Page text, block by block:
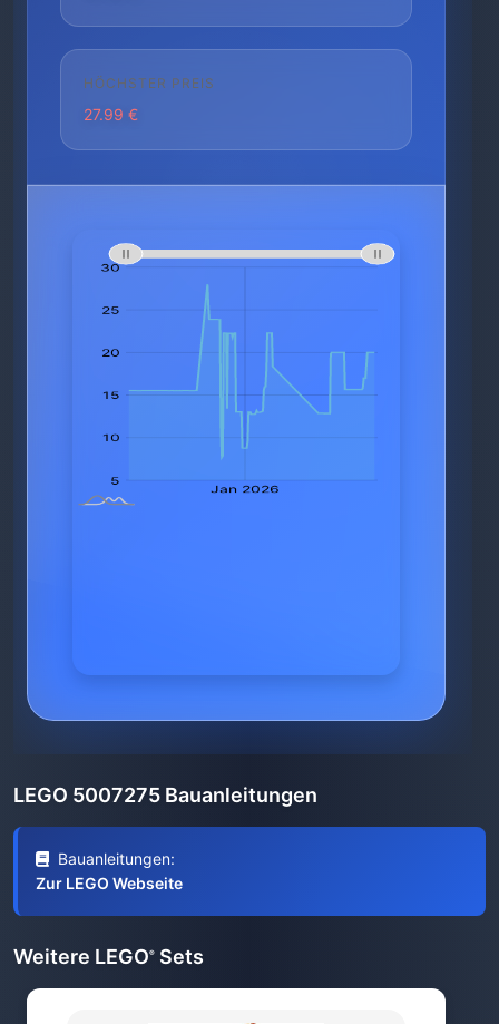
HÖCHSTER PREIS
27.99 €
LEGO 5007275 Bauanleitungen
Bauanleitungen:
Zur LEGO Webseite
Weitere LEGO® Sets